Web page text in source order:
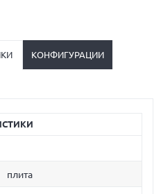
КОНФИГУРАЦИИ
плита